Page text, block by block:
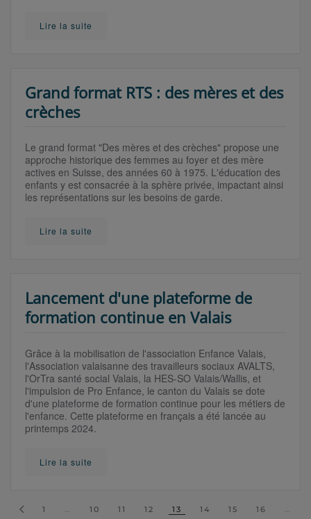
Lire la suite
Grand format RTS : des mères et des
crèches
Le grand format "Des mères et des crèches" propose une
approche historique des femmes au foyer et des mère
actives en Suisse, des années 60 à 1975. L'éducation des
enfants y est consacrée à la sphère privée, impactant ainsi
les représentations sur les besoins de garde.
Lire la suite
Lancement d'une plateforme de
formation continue en Valais
Grâce à la mobilisation de l'association Enfance Valais,
l'Association valaisanne des travailleurs sociaux AVALTS,
l'OrTra santé social Valais, la HES-SO Valais/Wallis, et
l'impulsion de Pro Enfance, le canton du Valais se dote
d'une plateforme de formation continue pour les métiers de
l'enfance. Cette plateforme en français a été lancée au
printemps 2024.
Lire la suite
1 10 11 12 13 14 15 16